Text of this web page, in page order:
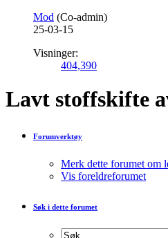
Mod (Co-admin)
25-03-15
Visninger:
404,390
Lavt stoffskifte
Forumverktøy
Merk dette forumet om
Vis foreldreforumet
Søk i dette forumet